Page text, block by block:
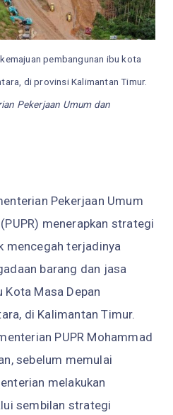
pembangunan ibu kota
di provinsi Kalimantan Timur.
Pekerjaan Umum dan
Pekerjaan Umum
menerapkan strategi
mencegah terjadinya
barang dan jasa
Kota Masa Depan
di Kalimantan Timur.
PUPR Mohammad
sebelum memulai
melakukan
sembilan strategi